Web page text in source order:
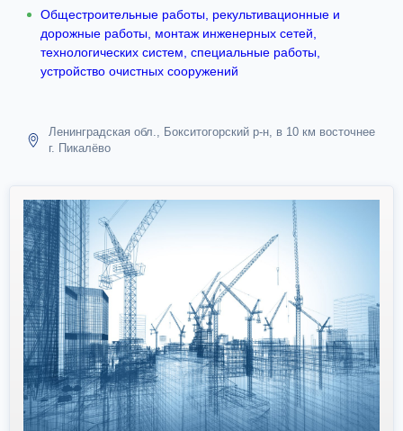
Общестроительные работы, рекультивационные и
дорожные работы, монтаж инженерных сетей,
технологических систем, специальные работы,
устройство очистных сооружений
Ленинградская обл., Бокситогорский р-н, в 10 км восточнее
г. Пикалёво